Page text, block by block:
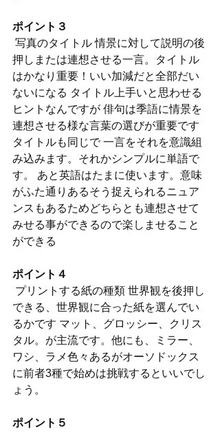
ポイント３
押しまたは連想させる一言。タイトル
はかなり重要！いい加減だと全部だい
ないになる タイトル上手いと思わせる
ヒントなんですが 俳句は季語に情景を
連想させる様な言葉の選びが重要です
タイトルも同じで 一言をそれを意識組
み込みます。それかシンプルに単語で
す。 あと英語はたまに使います。意味
がふた通りあるそう捉えられるニュア
ンスもあるためどちらとも連想させて
みせる事ができるので楽しませること
ができる
ポイント４
できる、世界観に合った紙を選んでい
るかです マット、グロッシー、クリス
タル。が主流です。他にも、ミラー、
ワシ、ラメ色々あるがオーソドックス
に前者3種で始めは挑戦するといいでし
ょう。
ポイント５